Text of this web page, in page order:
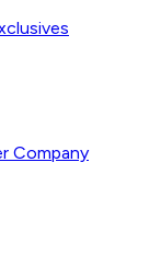
Company